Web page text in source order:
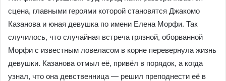
сцена, главными героями которой становятся Джакомо
Казанова и юная девушка по имени Елена Морфи. Так
случилось, что случайная встреча грязной, оборванной
Морфи с известным ловеласом в корне перевернула жизнь
девушки. Казанова отмыл её, привёл в порядок, а когда
узнал, что она девственница — решил преподнести её в